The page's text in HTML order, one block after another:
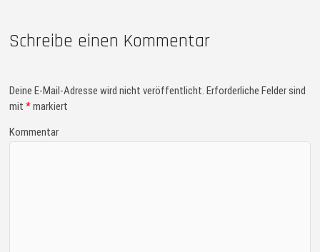
Schreibe einen Kommentar
Deine E-Mail-Adresse wird nicht veröffentlicht. Erforderliche Felder sind
mit*markiert
Kommentar